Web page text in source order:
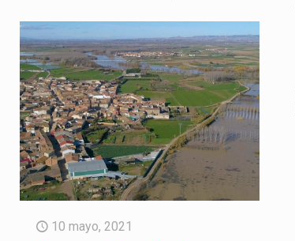
10 mayo, 2021